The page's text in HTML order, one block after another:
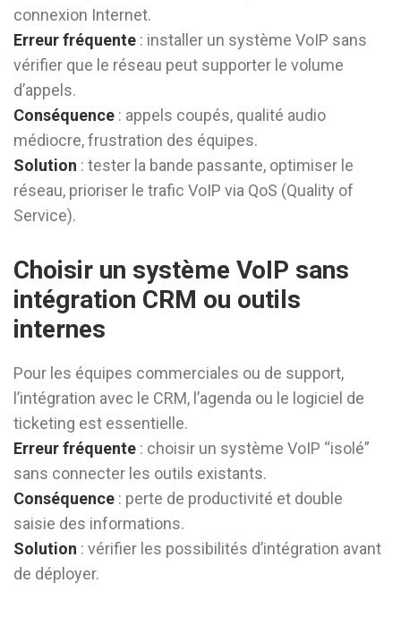
connexion Internet.
Erreur fréquente : installer un système VoIP sans
vérifier que le réseau peut supporter le volume
d’appels.
Conséquence : appels coupés, qualité audio
médiocre, frustration des équipes.
Solution : tester la bande passante, optimiser le
réseau, prioriser le trafic VoIP via QoS (Quality of
Service).
Choisir un système VoIP sans
intégration CRM ou outils
internes
Pour les équipes commerciales ou de support,
l’intégration avec le CRM, l’agenda ou le logiciel de
ticketing est essentielle.
Erreur fréquente : choisir un système VoIP “isolé”
sans connecter les outils existants.
Conséquence : perte de productivité et double
saisie des informations.
Solution : vérifier les possibilités d’intégration avant
de déployer.